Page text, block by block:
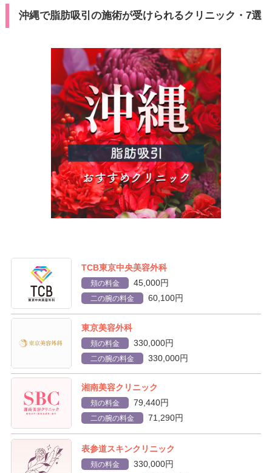
沖縄で脂肪吸引の施術が受けられるクリニック・7選
TCB東京中央美容外科
頬の料金 45,000円
二の腕の料金 60,100円
東京美容外科
頬の料金 330,000円
二の腕の料金 330,000円
湘南美容クリニック
頬の料金 79,440円
二の腕の料金 71,290円
表参道スキンクリニック
頬の料金 330,000円